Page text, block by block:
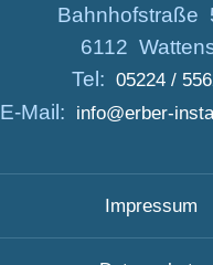
Bahnhofstraße
6112
Tel: 05224 /
E-Mail: info@erber-
Impressum